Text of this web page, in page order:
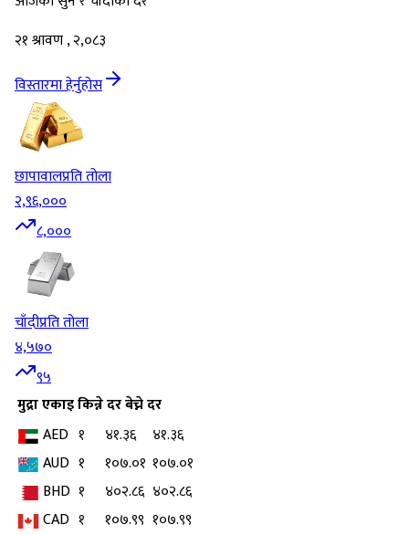
२१ श्रावण , २,०८३
विस्तारमा हेर्नुहोस
छापावालप्रति तोला
२,९६,०००
८,०००
चाँदीप्रति तोला
४,५७०
९५
मुद्राएकाइकिन्ने दरबेच्ने दर
AED १ ४१.३६
४१.३६
AUD १ १०७.०१ १०७.०१
BHD १ ४०२.८६ ४०२.८६
CAD १ १०७.९९ १०७.९९